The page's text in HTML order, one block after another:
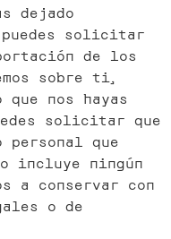
dejado
puedes solicitar
de los
sobre ti,
nos hayas
solicitar que
personal que
incluye ningún
a conservar con
o de